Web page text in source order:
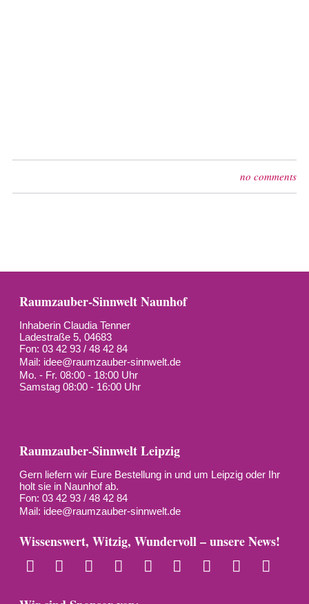
no comments
Raumzauber-Sinnwelt Naunhof
Inhaberin Claudia Tenner
Ladestraße 5, 04683
Fon: 03 42 93 / 48 42 84
Mail: idee@raumzauber-sinnwelt.de
Mo. - Fr. 08:00 - 18:00 Uhr
Samstag 08:00 - 16:00 Uhr
Raumzauber-Sinnwelt Leipzig
Gern liefern wir Eure Bestellung in und um Leipzig oder Ihr
holt sie in Naunhof ab.
Fon: 03 42 93 / 48 42 84
Mail: idee@raumzauber-sinnwelt.de
Wissenswert, Witzig, Wundervoll – unsere News!